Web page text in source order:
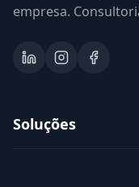
empresa.
Soluções